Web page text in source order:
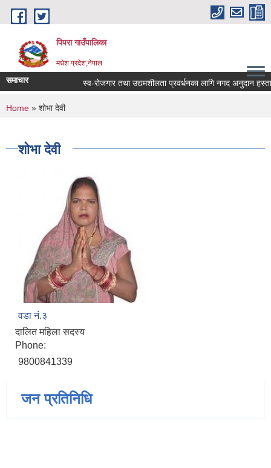
Skip to main content
पिपरा गाउँपालिका
मधेश प्रदेश,नेपाल
समाचार स्व-रोजगार तथा उद्यमशीलता प्रवर्धनका लागि नगद अनुदान
You are here
Home » शोभा देवी
शोभा देवी
वडा नं.३
दालित महिला सदस्य
Phone:
9800841339
जन प्रतिनिधि